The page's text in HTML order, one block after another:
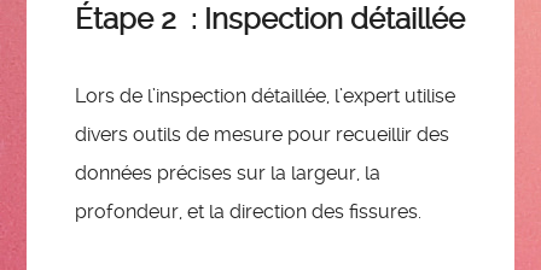
Étape 2 : Inspection détaillée
Lors de l’inspection détaillée, l’expert utilise
divers outils de mesure pour recueillir des
données précises sur la largeur, la
profondeur, et la direction des fissures.